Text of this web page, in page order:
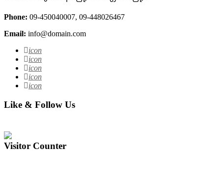
Phone: 09-450040007, 09-448026467
Email: info@domain.com
icon
icon
icon
icon
icon
Like & Follow Us
Visitor Counter